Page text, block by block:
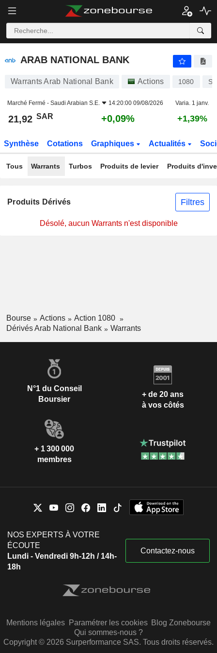
ARAB NATIONAL BANK
ARAB NATIONAL BANK
Warrants Arab National Bank Actions 1080
Marché Fermé - Saudi Arabian S.E. 14:20:00 09/08/2026 Varia. 1 janv.
21,92 SAR +0,09% +1,39%
Synthèse Cotations Graphiques Actualités
Tous Warrants Turbos Produits de levier Produits
Produits Dérivés Filtres
Désolé, aucun Warrants n'est disponible
Bourse Actions
Action 1080
Dérivés Arab National Bank
Warrants
N°1 du Conseil
Boursier
+ de 20 ans
à vos côtés
+ 1 300 000
membres
NOS EXPERTS À VOTRE
ÉCOUTE
Lundi - Vendredi 9h-12h / 14h-
18h
Contactez-nous
Mentions légales Paramétrer les cookies Blog Zonebourse
Qui sommes-nous ?
Copyright © 2026 Surperformance SAS. Tous droits réservés.